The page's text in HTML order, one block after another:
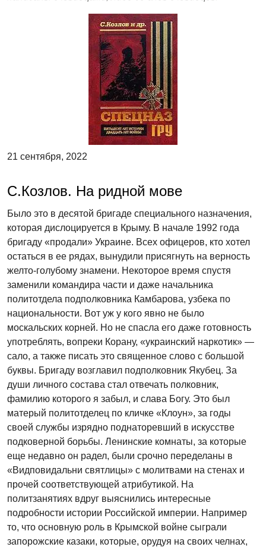
21 сентября, 2022
С.Козлов. На ридной мове
Было это в десятой бригаде специального назначения,
которая дислоцируется в Крыму. В начале 1992 года
бригаду «продали» Украине. Всех офицеров, кто хотел
остаться в ее рядах, вынудили присягнуть на верность
желто-голубому знамени. Некоторое время спустя
заменили командира части и даже начальника
политотдела подполковника Камбарова, узбека по
национальности. Вот уж у кого явно не было
москальских корней. Но не спасла его даже готовность
употреблять, вопреки Корану, «украинский наркотик» —
сало, а также писать это священное слово с большой
буквы. Бригаду возглавил подполковник Якубец. За
души личного состава стал отвечать полковник,
фамилию которого я забыл, и слава Богу. Это был
матерый политотделец по кличке «Клоун», за годы
своей службы изрядно поднаторевший в искусстве
подковерной борьбы. Ленинские комнаты, за которые
еще недавно он радел, были срочно переделаны в
«Видповидальни святлицы» с молитвами на стенах и
прочей соответствующей атрибутикой. На
политзанятиях вдруг выяснились интересные
подробности истории Российской империи. Например
то, что основную роль в Крымской войне сыграли
запорожские казаки, которые, орудуя на своих челнах,